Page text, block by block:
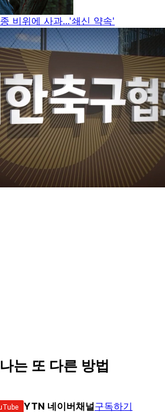
비위에 사과...'쇄신 약속'
는 또 다른 방법
YTN 네이버채널구독하기